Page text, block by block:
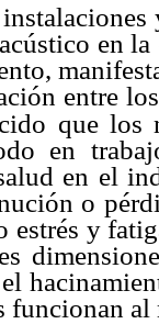
en la
entre
que los
en
en el
o
estrés y
el
funcionan